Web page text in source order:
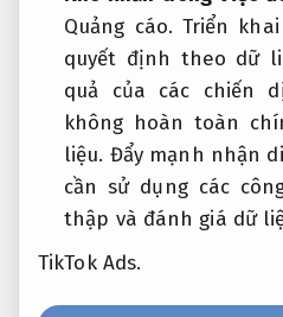
Quảng cáo. Triển
quyết định theo dữ
quả của các chiến
không hoàn toàn
liệu. Đẩy mạnh nhận
cần sử dụng các
thập và đánh giá dữ
TikTok Ads.